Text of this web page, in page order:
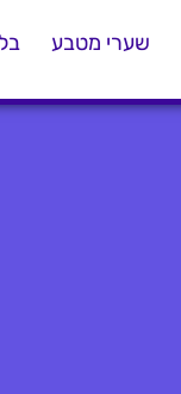
שערי מטבע